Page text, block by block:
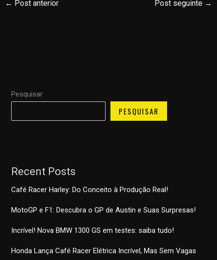
← Post anterior Post seguinte →
Pesquisar
PESQUISAR
Recent Posts
Café Racer Harley: Do Conceito à Produção Real!
MotoGP e F1: Descubra o GP de Austin e Suas Surpresas!
Incrível! Nova BMW 1300 GS em testes: saiba tudo!
Honda Lança Café Racer Elétrica Incrível, Mas Sem Vagas